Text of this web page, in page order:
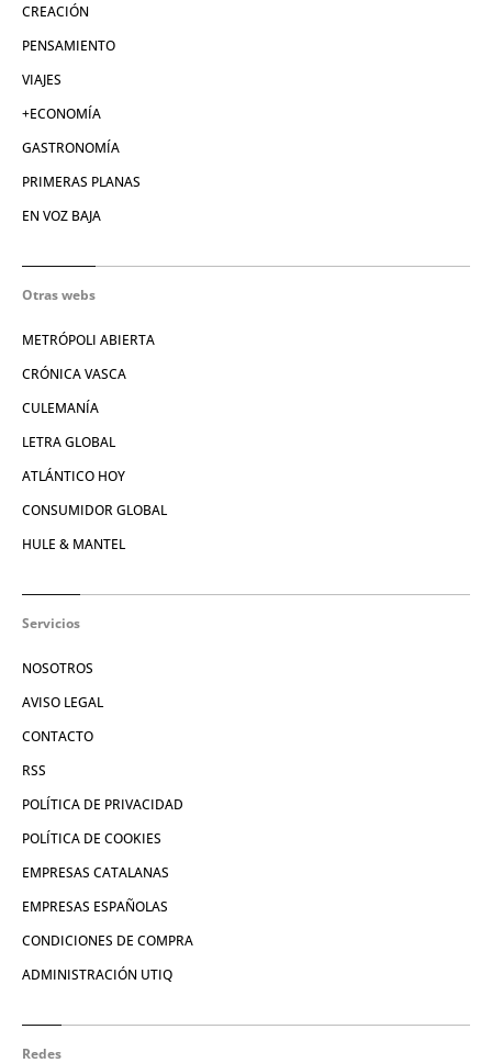
CREACIÓN
PENSAMIENTO
VIAJES
+ECONOMÍA
GASTRONOMÍA
PRIMERAS PLANAS
EN VOZ BAJA
Otras webs
METRÓPOLI ABIERTA
CRÓNICA VASCA
CULEMANÍA
LETRA GLOBAL
ATLÁNTICO HOY
CONSUMIDOR GLOBAL
HULE & MANTEL
Servicios
NOSOTROS
AVISO LEGAL
CONTACTO
RSS
POLÍTICA DE PRIVACIDAD
POLÍTICA DE COOKIES
EMPRESAS CATALANAS
EMPRESAS ESPAÑOLAS
CONDICIONES DE COMPRA
ADMINISTRACIÓN UTIQ
Redes